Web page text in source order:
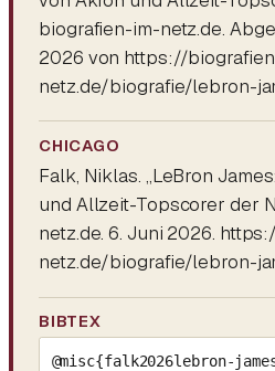
biografien-im-netz.de.
2026 von https://
netz.de/biografie/lebron-
CHICAGO
Falk, Niklas. „LeBron
und Allzeit-Topscorer der
netz.de. 6. Juni 2026.
netz.de/biografie/lebron-
BIBTEX
@misc{falk2026lebron-